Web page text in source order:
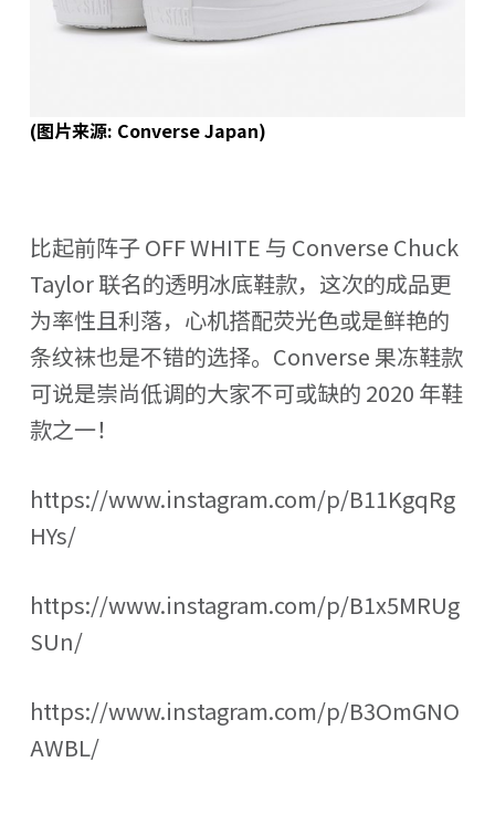
(图片来源: Converse Japan)
比起前阵子 OFF WHITE 与 Converse Chuck
Taylor 联名的透明冰底鞋款，这次的成品更
为率性且利落，心机搭配荧光色或是鲜艳的
条纹袜也是不错的选择。Converse 果冻鞋款
可说是崇尚低调的大家不可或缺的 2020 年鞋
款之一！
https://www.instagram.com/p/B11KgqRg
HYs/
https://www.instagram.com/p/B1x5MRUg
SUn/
https://www.instagram.com/p/B3OmGNO
AWBL/